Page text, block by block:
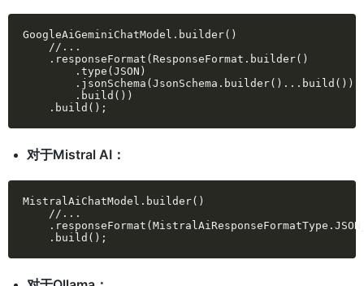
GoogleAiGeminiChatModel.builder()
//...
.responseFormat(ResponseFormat.builder()
.type(JSON)
.jsonSchema(JsonSchema.builder()...build())
.build())
.build();
对于Mistral AI：
MistralAiChatModel.builder()
//...
.build();